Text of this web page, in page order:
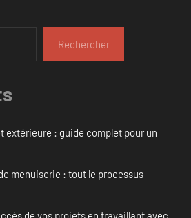
Rechercher
extérieure : guide complet pour un
menuiserie : tout le processus
de vos projets en travaillant avec